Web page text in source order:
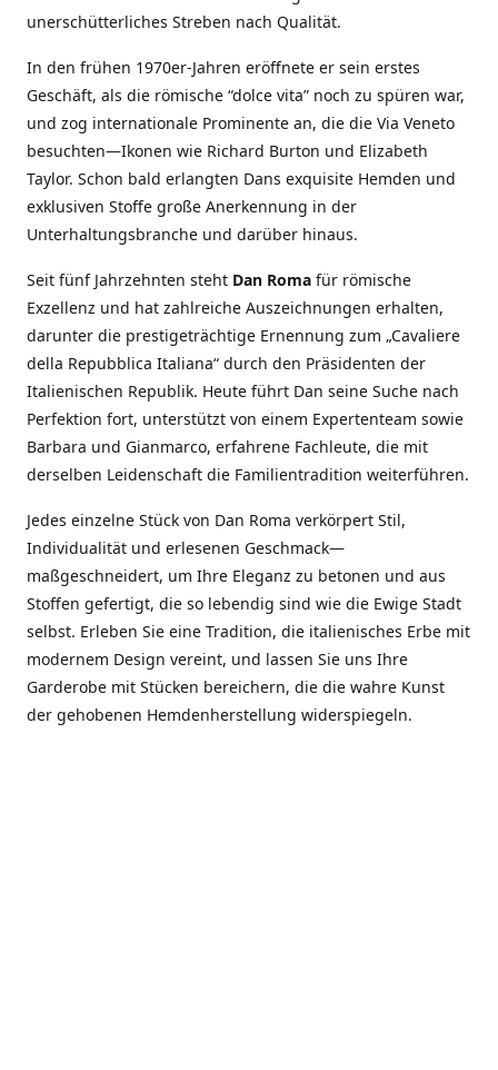
unerschütterliches Streben nach Qualität.
In den frühen 1970er-Jahren eröffnete er sein erstes
Geschäft, als die römische “dolce vita” noch zu spüren war,
und zog internationale Prominente an, die die Via Veneto
besuchten—Ikonen wie Richard Burton und Elizabeth
Taylor. Schon bald erlangten Dans exquisite Hemden und
exklusiven Stoffe große Anerkennung in der
Unterhaltungsbranche und darüber hinaus.
Seit fünf Jahrzehnten steht Dan Roma für römische
Exzellenz und hat zahlreiche Auszeichnungen erhalten,
darunter die prestigeträchtige Ernennung zum „Cavaliere
della Repubblica Italiana“ durch den Präsidenten der
Italienischen Republik. Heute führt Dan seine Suche nach
Perfektion fort, unterstützt von einem Expertenteam sowie
Barbara und Gianmarco, erfahrene Fachleute, die mit
derselben Leidenschaft die Familientradition weiterführen.
Jedes einzelne Stück von Dan Roma verkörpert Stil,
Individualität und erlesenen Geschmack—
maßgeschneidert, um Ihre Eleganz zu betonen und aus
Stoffen gefertigt, die so lebendig sind wie die Ewige Stadt
selbst. Erleben Sie eine Tradition, die italienisches Erbe mit
modernem Design vereint, und lassen Sie uns Ihre
Garderobe mit Stücken bereichern, die die wahre Kunst
der gehobenen Hemdenherstellung widerspiegeln.